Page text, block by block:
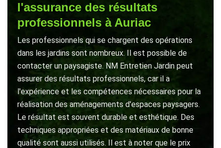
l'assurance des résultats
professionnels à Auriac
Les professionnels qui se chargent des opérations
dans les jardins sont nombreux. Il est possible de
contacter un paysagiste. NM Entretien Jardin peut
assurer des résultats professionnels, car il a
l'expérience et les compétences nécessaires pour la
réalisation des aménagements d'espaces paysagers.
Le résultat est souvent durable et esthétique. Des
techniques appropriées et des matériaux de bonne
qualité sont aussi utilisés. Il est à noter que le prix